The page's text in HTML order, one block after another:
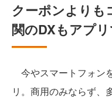
クーポンより
関のDXもアプ
今やスマートフォン
リ。商用のみならず、